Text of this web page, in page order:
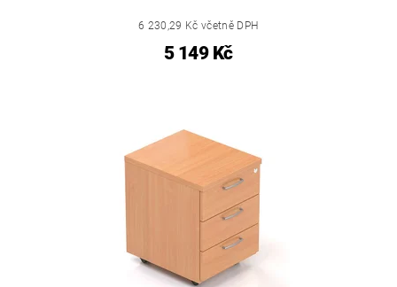
6 230,29 Kč včetně DPH
5 149 Kč